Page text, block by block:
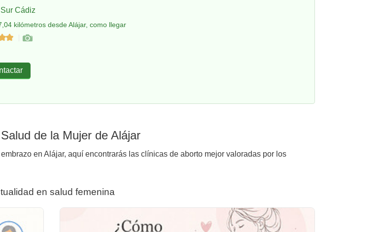
Cádiz
kilómetros desde Alájar, como llegar
de la Mujer de Alájar
en Alájar, aquí encontrarás las clínicas de aborto mejor valoradas por los
en salud femenina